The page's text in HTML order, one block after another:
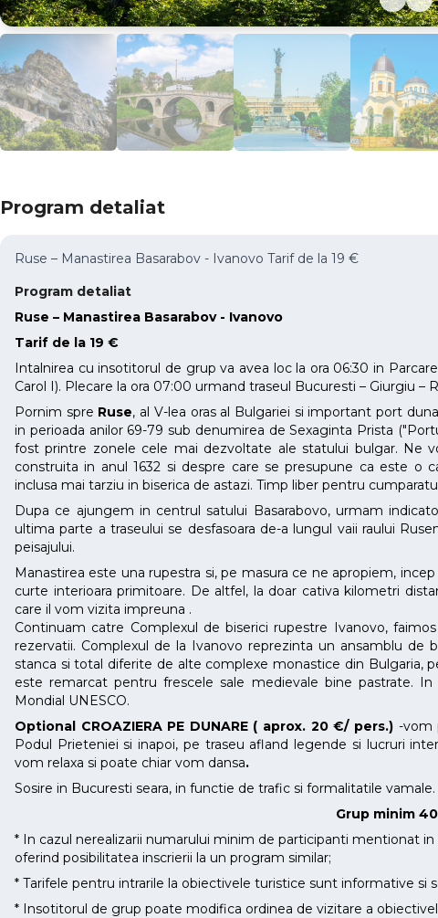
Program detaliat
Ruse – Manastirea Basarabov - Ivanovo Tarif de la 19 €
Program detaliat
Ruse – Manastirea Basarabov - Ivanovo
Tarif de la 19 €
Intalnirea cu insotitorul de grup va avea loc la ora 06:30 in
Carol I). Plecare la ora 07:00 urmand traseul Bucuresti – Giurgiu –
Pornim spre Ruse, al V-lea oras al Bulgariei si important port
in perioada anilor 69-79 sub denumirea de Sexaginta Prista
fost printre zonele cele mai dezvoltate ale statului bulgar. Ne
construita in anul 1632 si despre care se presupune ca este o
inclusa mai tarziu in biserica de astazi. Timp liber pentru
Dupa ce ajungem in centrul satului Basarabovo, urmam
ultima parte a traseului se desfasoara de-a lungul vaii raului
peisajului.
Manastirea este una rupestra si, pe masura ce ne apropiem,
curte interioara primitoare. De altfel, la doar cativa kilometri
care il vom vizita impreuna .
Continuam catre Complexul de biserici rupestre Ivanovo,
rezervatii. Complexul de la Ivanovo reprezinta un ansamblu de
stanca si total diferite de alte complexe monastice din Bulgaria,
este remarcat pentru frescele sale medievale bine pastrate.
Mondial UNESCO.
Optional CROAZIERA PE DUNARE ( aprox. 20 €/ pers.) -vom
Podul Prieteniei si inapoi, pe traseu afland legende si lucruri
vom relaxa si poate chiar vom dansa.
Sosire in Bucuresti seara, in functie de trafic si formalitatile vamale.
Grup minim
* In cazul nerealizarii numarului minim de participanti mentionat
oferind posibilitatea inscrierii la un program similar;
* Tarifele pentru intrarile la obiectivele turistice sunt informative si
* Insotitorul de grup poate modifica ordinea de vizitare a